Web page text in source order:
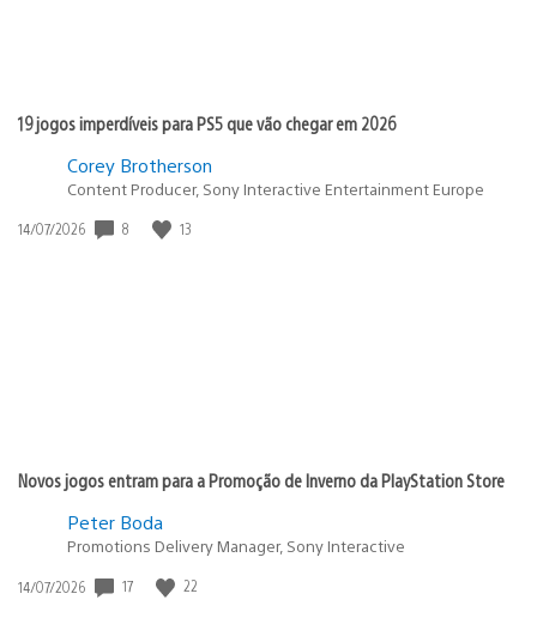
19 jogos imperdíveis para PS5 que vão chegar em 2026
Corey Brotherson
Content Producer, Sony Interactive Entertainment Europe
Data
14/07/2026 8 13
Novos jogos entram para a Promoção de Inverno da PlayStation Store
Peter Boda
Promotions Delivery Manager, Sony Interactive
Data
14/07/2026 17 22